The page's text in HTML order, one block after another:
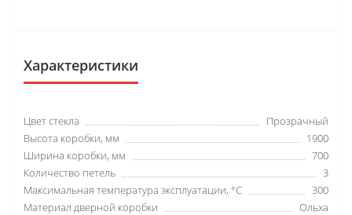
Характеристики
Цвет стекла
Прозрачный
Высота коробки, мм
1900
Ширина коробки, мм
700
Количество петель
3
Максимальная температура эксплуатации, °C
300
Материал дверной коробки
Ольха